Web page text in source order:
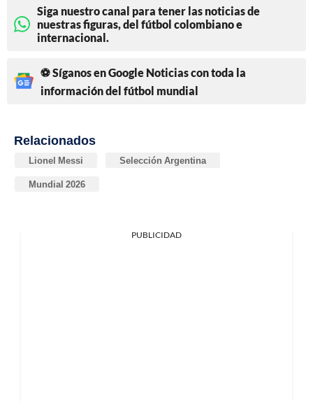
Siga nuestro canal para tener las noticias de
nuestras figuras, del fútbol colombiano e
internacional.
⚽ Síganos en Google Noticias con toda la
información del fútbol mundial
Relacionados
Lionel Messi Selección Argentina
Mundial 2026
PUBLICIDAD